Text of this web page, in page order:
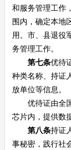
和服务管理工作
围内，确定本地
用。市、县退役
务管理工作。
第七条优待
种类名称、持证
放单位等信息。
优待证由全国
芯片内，提供数
第八条持证
事秘密，践行社